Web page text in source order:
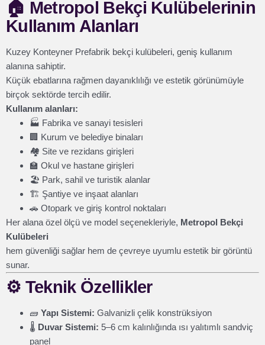
🏠 Metropol Bekçi Kulübelerinin
Kullanım Alanları
Kuzey Konteyner Prefabrik bekçi kulübeleri, geniş kullanım
alanına sahiptir.
Küçük ebatlarına rağmen dayanıklılığı ve estetik görünümüyle
birçok sektörde tercih edilir.
Kullanım alanları:
🏭 Fabrika ve sanayi tesisleri
🏢 Kurum ve belediye binaları
🏘️ Site ve rezidans girişleri
🏫 Okul ve hastane girişleri
🏖️ Park, sahil ve turistik alanlar
🏗️ Şantiye ve inşaat alanları
🚗 Otopark ve giriş kontrol noktaları
Her alana özel ölçü ve model seçenekleriyle, Metropol Bekçi
Kulübeleri
hem güvenliği sağlar hem de çevreye uyumlu estetik bir görüntü
sunar.
⚙️ Teknik Özellikler
🧱 Yapı Sistemi: Galvanizli çelik konstrüksiyon
🌡️ Duvar Sistemi: 5–6 cm kalınlığında ısı yalıtımlı sandviç
panel